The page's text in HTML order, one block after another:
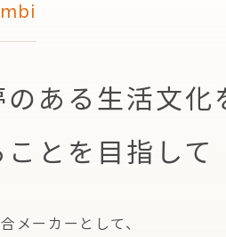
のある生活文化
とを目指して
メーカーとして、